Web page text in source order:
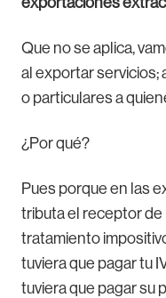
Que no se aplica,
al exportar servicios;
o particulares a
¿Por qué?
Pues porque en las
tributa el receptor de
tratamiento
tuviera que pagar tu
tuviera que pagar su